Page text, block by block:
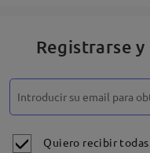
Por favor, revísalo
Registrarse
Quiero recibir